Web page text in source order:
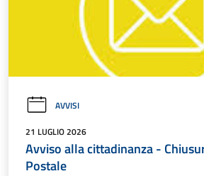
AVVISI
21 LUGLIO 2026
Avviso alla cittadinanza -
Postale